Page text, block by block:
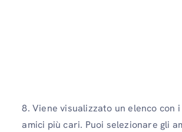
8. Viene visualizzato un elenco con
amici più cari. Puoi selezionare gli